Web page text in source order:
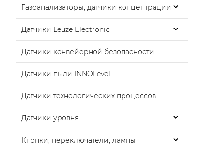
Газоанализаторы, датчики концентрации
Датчики Leuze Electronic
Датчики конвейерной безопасности
Датчики пыли INNOLevel
Датчики технологических процессов
Датчики уровня
Кнопки, переключатели, лампы